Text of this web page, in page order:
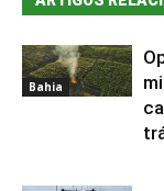
Bahia